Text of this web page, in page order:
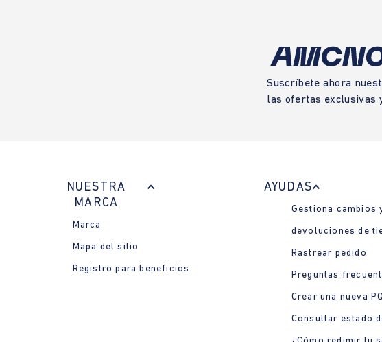
Suscríbete ahora
las ofertas exclusivas
NUESTRA
MARCA
Marca
Mapa del sitio
Registro para beneficios
AYUDAS
Gestiona cambios
devoluciones de
Rastrear pedido
Preguntas
Crear una nueva
Consultar estado